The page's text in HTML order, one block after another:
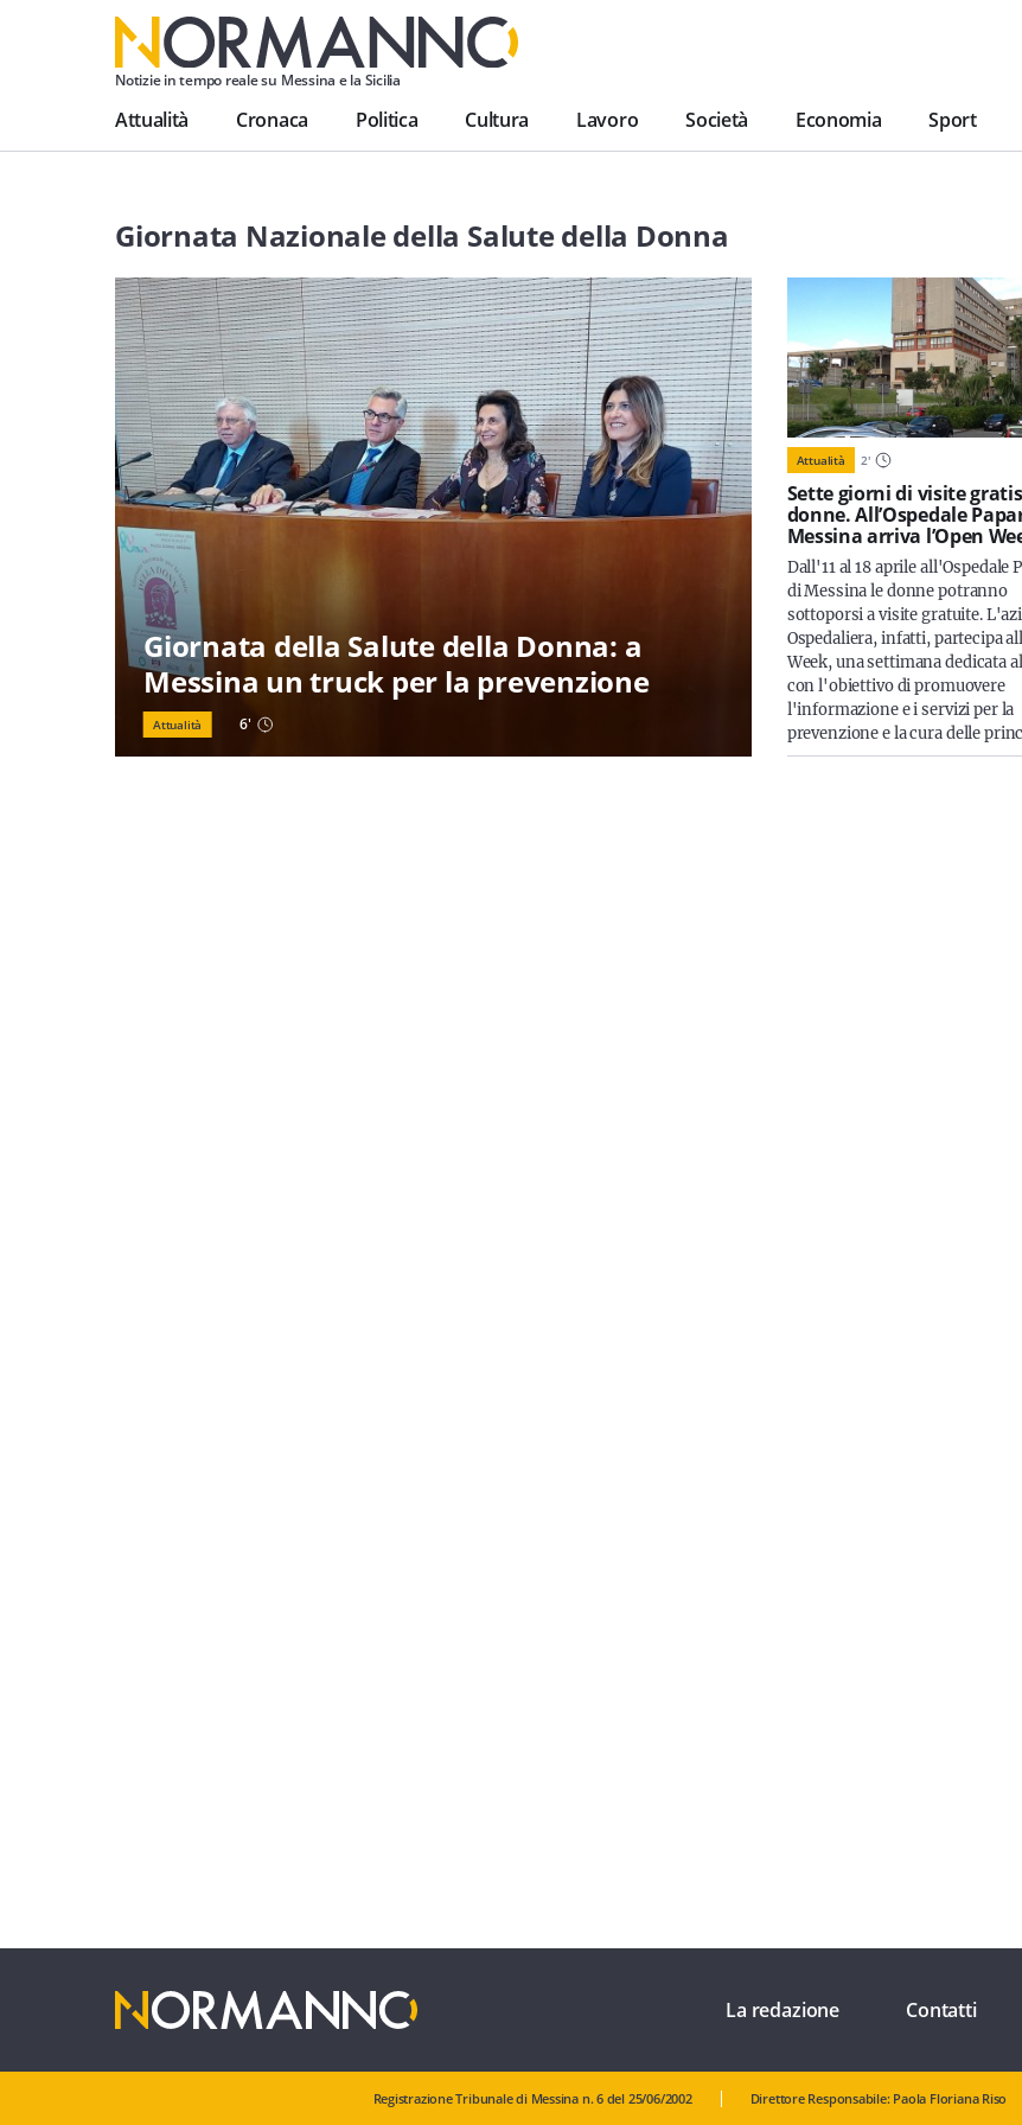
Notizie in tempo reale su Messina e la Sicilia
Attualità Cronaca Politica Cultura Lavoro Società Economia Sport
Giornata Nazionale della Salute della Donna
Giornata della Salute della Donna: a
Messina un truck per la prevenzione
Attualità 6'
Attualità 2'
Sette giorni di visite
donne. All’Ospedale
Messina arriva l’Open
Dall'11 al 18 aprile all'Ospedale
di Messina le donne potranno
sottoporsi a visite gratuite.
Ospedaliera, infatti, partecipa
Week, una settimana dedicata
con l'obiettivo di promuovere
l'informazione e i servizi per la
prevenzione e la cura delle
La redazione Contatti
Registrazione Tribunale di Messina n. 6 del 25/06/2002 Direttore Responsabile: Paola Floriana Riso